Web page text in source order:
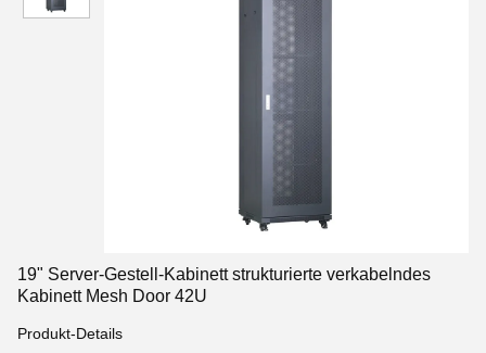
19" Server-Gestell-Kabinett strukturierte verkabelndes
Kabinett Mesh Door 42U
Produkt-Details